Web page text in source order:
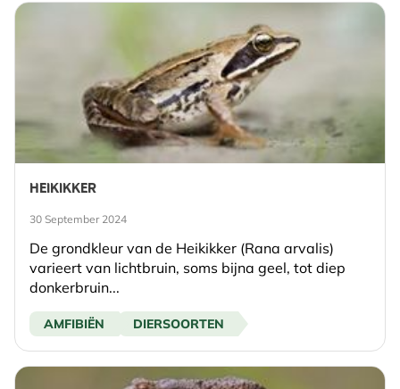
HEIKIKKER
30 September 2024
De grondkleur van de Heikikker (Rana arvalis)
varieert van lichtbruin, soms bijna geel, tot diep
donkerbruin...
AMFIBIËN DIERSOORTEN